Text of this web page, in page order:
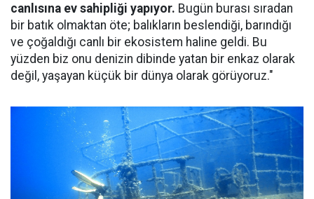
canlısına ev sahipliği yapıyor. Bugün burası sıradan
bir batık olmaktan öte; balıkların beslendiği, barındığı
ve çoğaldığı canlı bir ekosistem haline geldi. Bu
yüzden biz onu denizin dibinde yatan bir enkaz olarak
değil, yaşayan küçük bir dünya olarak görüyoruz."